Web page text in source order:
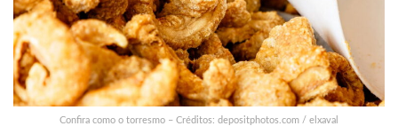
Confira como o torresmo – Créditos: depositphotos.com / elxaval